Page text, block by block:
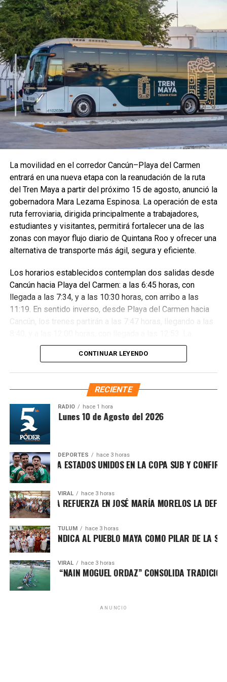
nacional coloca a la naturaleza en el centro del bienestar y
reafirma el compromiso de Quintana Roo con la protección
ambiental. “Hoy sembramos árboles, pero en realidad
estamos sembrando el futuro de México”, expresó
durante el enlace.
La Presidenta Claudia Sheinbaum encabezó la ceremonia
nacional desde San Nicolás de los Ranchos, Puebla,
donde firmó el Decreto que establece la Jornada Nacional
de Reforestación y tomó juramento a los Defensores del
Medio Ambiente, en el marco del Día Internacional de los
Pueblos Indígenas.
Previo al enlace, la Gobernadora tomó juramento a los
defensores ambientales en Caobas y reconoció a las
comunidades mayas y ejidatarias que han preservado los
territorios forestales por generaciones. Acompañada por
autoridades civiles y militares, subrayó que la protección
ambiental también es una prioridad económica y social
para una entidad cuya actividad turística depende de sus
recursos naturales.
Fuente: 5to Poder Agencia de Noticias
La movilidad en el corredor Cancún–Playa del Carmen
entrará en una nueva etapa con la reanudación de la ruta
del Tren Maya a partir del próximo 15 de agosto, anunció la
gobernadora Mara Lezama Espinosa. La operación de esta
ruta ferroviaria, dirigida principalmente a trabajadores,
estudiantes y visitantes, permitirá fortalecer una de las
zonas con mayor flujo diario de Quintana Roo y ofrecer una
alternativa de transporte más ágil, segura y eficiente.
Los horarios establecidos contemplan dos salidas desde
Cancún hacia Playa del Carmen: a las 6:45 horas, con
llegada a las 7:34, y a las 10:30 horas, con arribo a las
11:19. En sentido inverso, desde Playa del Carmen hacia
Cancún, los trenes partirán a las 7:47 horas, llegando a las
información sobre disponibilidad y reservaciones estará
disponible vía telefónica y en los portales oficiales del
Tren Maya.
CONTINUAR LEYENDO
RECIENTE
RADIO hace 1 hora
Matutina Lunes 10 de Agosto del 2026
DEPORTES hace 3 horas
DERROTA A ESTADOS UNIDOS EN LA COPA SUB Y CONFIRMA
VIRAL hace 3 horas
PERALTA REFUERZA EN JOSÉ MARÍA MORELOS LA
TULUM hace 3 horas
REIVINDICA AL PUEBLO MAYA COMO PILAR DE LA
VIRAL hace 3 horas
DE PESCA “NAIN MOGUEL ORDAZ” CONSOLIDA TRADICIÓN EN
ANUNCIO